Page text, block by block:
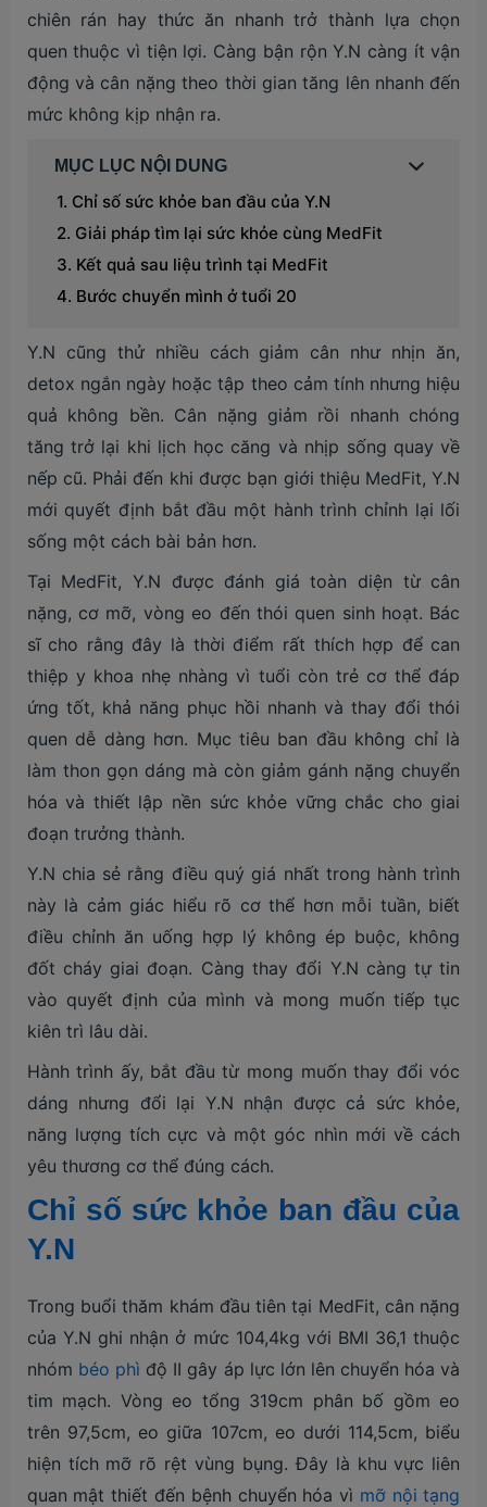
chiên rán hay thức ăn nhanh trở thành lựa chọn
quen thuộc vì tiện lợi. Càng bận rộn Y.N càng ít vận
động và cân nặng theo thời gian tăng lên nhanh đến
mức không kịp nhận ra.
MỤC LỤC NỘI DUNG
Chỉ số sức khỏe ban đầu của Y.N
Giải pháp tìm lại sức khỏe cùng MedFit
Kết quả sau liệu trình tại MedFit
Bước chuyển mình ở tuổi 20
Y.N cũng thử nhiều cách giảm cân như nhịn ăn,
detox ngắn ngày hoặc tập theo cảm tính nhưng hiệu
quả không bền. Cân nặng giảm rồi nhanh chóng
tăng trở lại khi lịch học căng và nhịp sống quay về
nếp cũ. Phải đến khi được bạn giới thiệu MedFit, Y.N
mới quyết định bắt đầu một hành trình chỉnh lại lối
sống một cách bài bản hơn.
Tại MedFit, Y.N được đánh giá toàn diện từ cân
nặng, cơ mỡ, vòng eo đến thói quen sinh hoạt. Bác
sĩ cho rằng đây là thời điểm rất thích hợp để can
thiệp y khoa nhẹ nhàng vì tuổi còn trẻ cơ thể đáp
ứng tốt, khả năng phục hồi nhanh và thay đổi thói
quen dễ dàng hơn. Mục tiêu ban đầu không chỉ là
làm thon gọn dáng mà còn giảm gánh nặng chuyển
hóa và thiết lập nền sức khỏe vững chắc cho giai
đoạn trưởng thành.
Y.N chia sẻ rằng điều quý giá nhất trong hành trình
này là cảm giác hiểu rõ cơ thể hơn mỗi tuần, biết
điều chỉnh ăn uống hợp lý không ép buộc, không
đốt cháy giai đoạn. Càng thay đổi Y.N càng tự tin
vào quyết định của mình và mong muốn tiếp tục
kiên trì lâu dài.
Hành trình ấy, bắt đầu từ mong muốn thay đổi vóc
dáng nhưng đổi lại Y.N nhận được cả sức khỏe,
năng lượng tích cực và một góc nhìn mới về cách
yêu thương cơ thể đúng cách.
Chỉ số sức khỏe ban đầu của
Y.N
Trong buổi thăm khám đầu tiên tại MedFit, cân nặng
của Y.N ghi nhận ở mức 104,4kg với BMI 36,1 thuộc
nhóm béo phì độ II gây áp lực lớn lên chuyển hóa và
tim mạch. Vòng eo tổng 319cm phân bố gồm eo
trên 97,5cm, eo giữa 107cm, eo dưới 114,5cm, biểu
hiện tích mỡ rõ rệt vùng bụng. Đây là khu vực liên
quan mật thiết đến bệnh chuyển hóa vì mỡ nội tạng